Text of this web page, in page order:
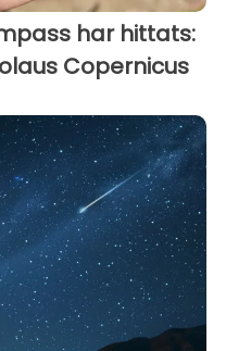
har hittats:
Copernicus